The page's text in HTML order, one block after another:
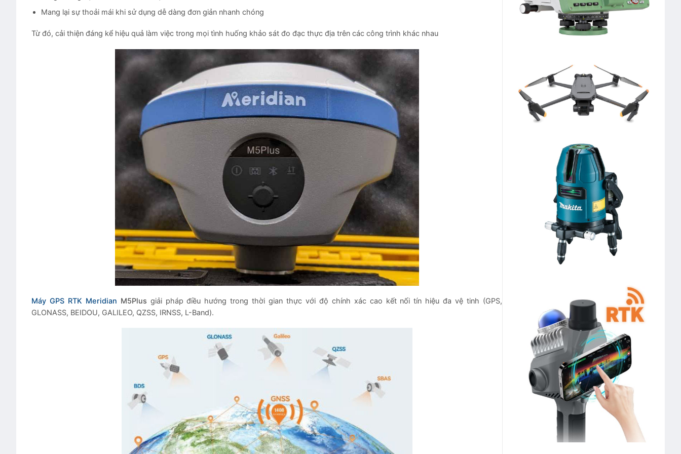
Mang lại sự thoải mái khi sử dụng dễ dàng đơn giản nhanh chóng
Từ đó, cải thiện đáng kể hiệu quả làm việc trong mọi tình huống khảo sát đo đạc thực địa trên các công trình khác nhau
Máy GPS RTK Meridian M5Plus giải pháp điều hướng trong thời gian thực với độ chính xác cao kết nối tín hiệu đa vệ tinh (GPS,
GLONASS, BEIDOU, GALILEO, QZSS, IRNSS, L-Band).